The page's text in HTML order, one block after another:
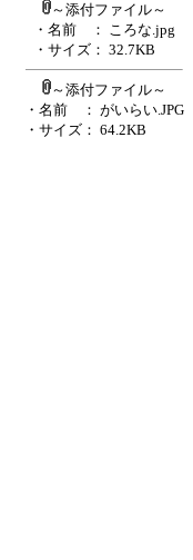
～添付ファイル～
・名前
： ころな.jpg
・サイズ： 32.7KB
～添付ファイル～
・名前
： がいらい.JPG
・サイズ： 64.2KB